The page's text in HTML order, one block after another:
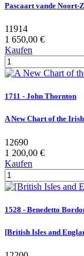
Pascaart vande Noort-
11914
1 650,00 €
Kaufen
1711 - John Thornton
A New Chart of the Irish
12690
1 200,00 €
Kaufen
1528 - Benedetto
[British Isles and